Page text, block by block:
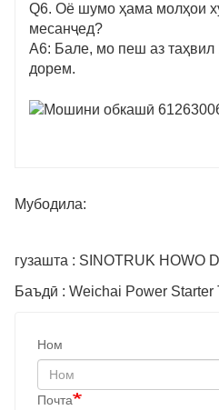
Q6. Оё шумо ҳама молҳои
месанҷед?
A6: Бале, мо пеш аз таҳвил
дорем.
Мубодила:
Баъдӣ : Weichai Power Starter
Ном
Почта